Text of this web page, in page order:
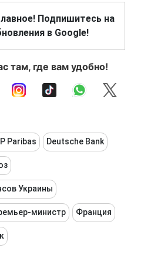
Подпишитесь на
в Google!
там, где вам удобно!
Paribas Deutsche Bank
Украины
министр Франция